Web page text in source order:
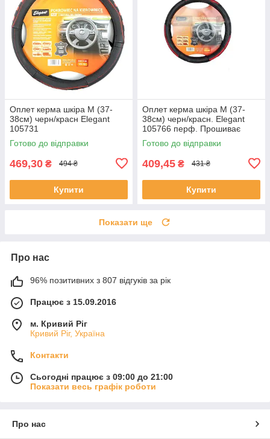
Оплет керма шкіра М (37-
38см) черн/красн Elegant
105731
Готово до відправки
469,30 ₴ 494 ₴
Купити
Оплет керма шкіра М (37-
38см) черн/красн. Elegant
105766 перф. Прошиває
фарбою (30шт/священ)
Готово до відправки
409,45 ₴ 431 ₴
Купити
Показати ще
Про нас
96% позитивних з 807 відгуків за рік
Працює з 15.09.2016
м. Кривий Ріг
Кривий Ріг, Україна
Контакти
Сьогодні працює з 09:00 до 21:00
Показати весь графік роботи
Про нас